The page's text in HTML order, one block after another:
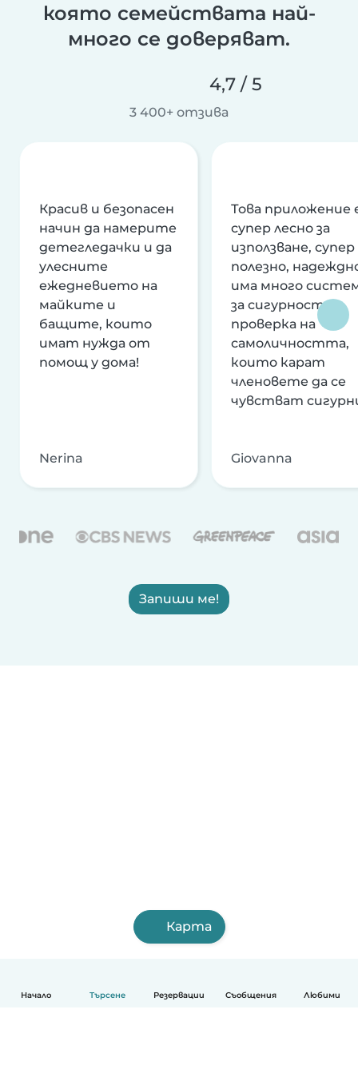
Начало Търсене Резервации Съобщения Любими
която семействата най-
много се доверяват.
4,7 / 5
3 400+ отзива
Красив и безопасен
начин да намерите
детегледачки и да
улесните
ежедневието на
майките и
бащите, които
имат нужда от
помощ у дома!
Nerina
Това приложение
супер лесно за
използване, супер
полезно,
има много
за сигурност и
проверка на
самоличността,
които карат
членовете да се
чувстват
Giovanna
Запиши ме!
Карта